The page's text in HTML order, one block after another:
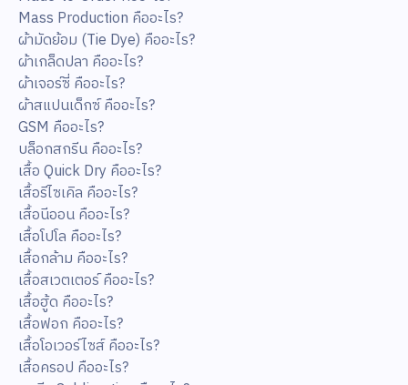
Mass Production คืออะไร?
ผ้ามัดย้อม (Tie Dye) คืออะไร?
ผ้าเกล็ดปลา คืออะไร?
ผ้าเจอร์ซี่ คืออะไร?
ผ้าสแปนเด็กซ์ คืออะไร?
GSM คืออะไร?
บล็อกสกรีน คืออะไร?
เสื้อ Quick Dry คืออะไร?
เสื้อรีไซเคิล คืออะไร?
เสื้อนีออน คืออะไร?
เสื้อโปโล คืออะไร?
เสื้อกล้าม คืออะไร?
เสื้อสเวตเตอร์ คืออะไร?
เสื้อฮู้ด คืออะไร?
เสื้อฟอก คืออะไร?
เสื้อโอเวอร์ไซส์ คืออะไร?
เสื้อครอป คืออะไร?